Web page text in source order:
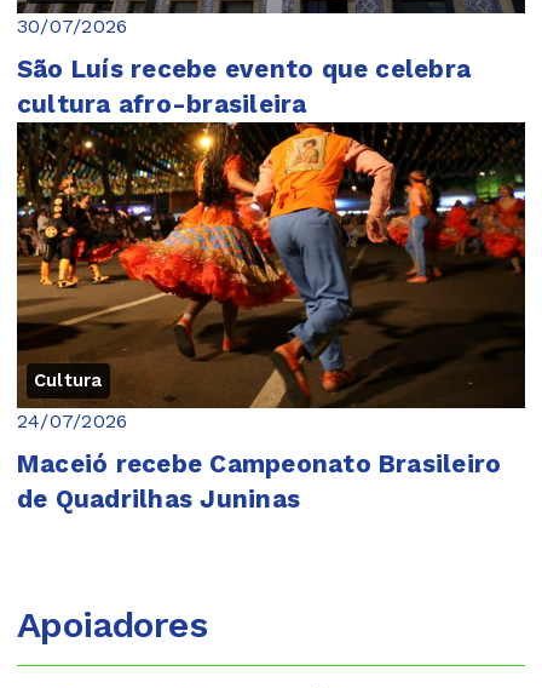
30/07/2026
São Luís recebe evento que celebra
cultura afro-brasileira
Cultura
24/07/2026
Maceió recebe Campeonato Brasileiro
de Quadrilhas Juninas
Apoiadores